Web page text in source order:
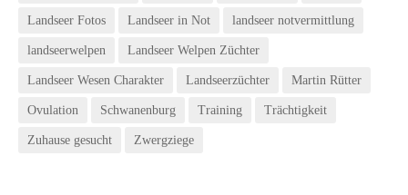
Landseer Fotos Landseer in Not landseer notvermittlung
landseerwelpen Landseer Welpen Züchter
Landseer Wesen Charakter Landseerzüchter Martin Rütter
Ovulation Schwanenburg Training Trächtigkeit
Zuhause gesucht Zwergziege